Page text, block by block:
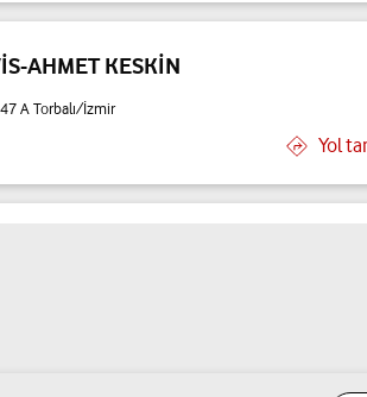
AHMET KESKİN
A Torbalı/İzmir
Yol